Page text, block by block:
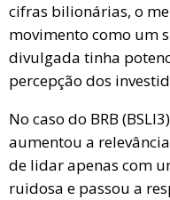
cifras bilionárias, o
movimento como um
divulgada tinha
percepção dos
No caso do BRB
aumentou a
de lidar apenas com
ruidosa e passou a